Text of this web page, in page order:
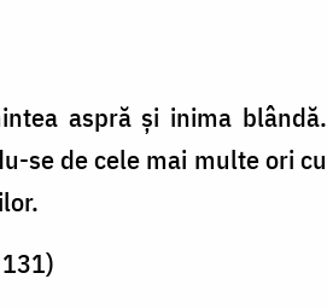
aspră şi inima blândă.
se de cele mai multe ori cu